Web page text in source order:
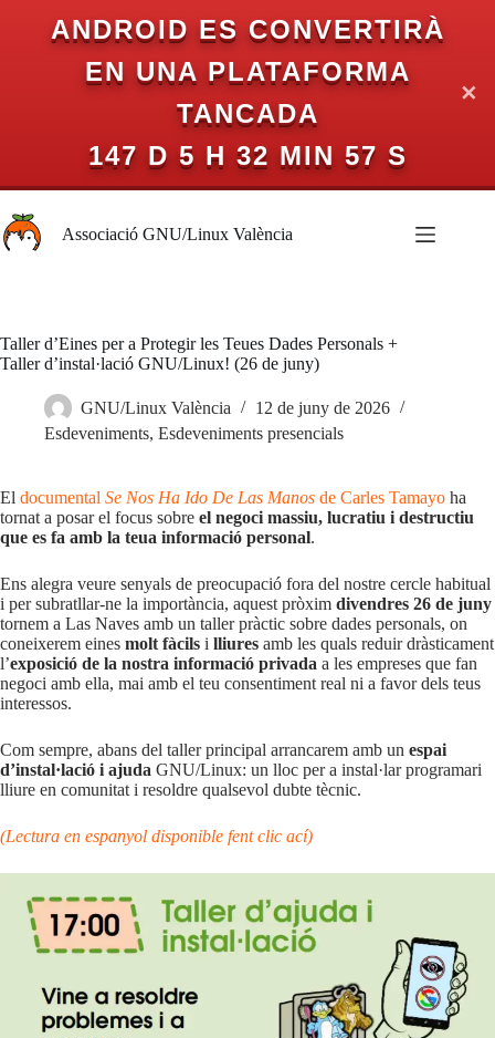
ANDROID ES CONVERTIRÀ
EN UNA PLATAFORMA
TANCADA
147 D 5 H 32 MIN 57 S
✕
al
contingutAssociació GNU/Linux València
Taller d’Eines per a Protegir les Teues Dades Personals +
Taller d’instal·lació GNU/Linux! (26 de juny)
GNU/Linux València
12 de juny de 2026
Esdeveniments, Esdeveniments presencials
El documental Se Nos Ha Ido De Las Manos de Carles Tamayo ha
tornat a posar el focus sobre el negoci massiu, lucratiu i destructiu
que es fa amb la teua informació personal.
Ens alegra veure senyals de preocupació fora del nostre cercle habitual
i per subratllar-ne la importància, aquest pròxim divendres 26 de juny
tornem a Las Naves amb un taller pràctic sobre dades personals, on
coneixerem eines molt fàcils i lliures amb les quals reduir dràsticament
l’exposició de la nostra informació privada a les empreses que fan
negoci amb ella, mai amb el teu consentiment real ni a favor dels teus
interessos.
Com sempre, abans del taller principal arrancarem amb un espai
d’instal·lació i ajuda GNU/Linux: un lloc per a instal·lar programari
lliure en comunitat i resoldre qualsevol dubte tècnic.
(Lectura en espanyol disponible fent clic ací)